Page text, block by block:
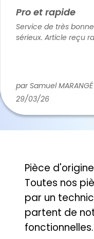
Pro et rapide
Service de très bonne
sérieux. Article reçu
29/03/26
par Samuel MARANGÉ
Pièce
Toutes nos
par un
partent de
fonctionnelles.